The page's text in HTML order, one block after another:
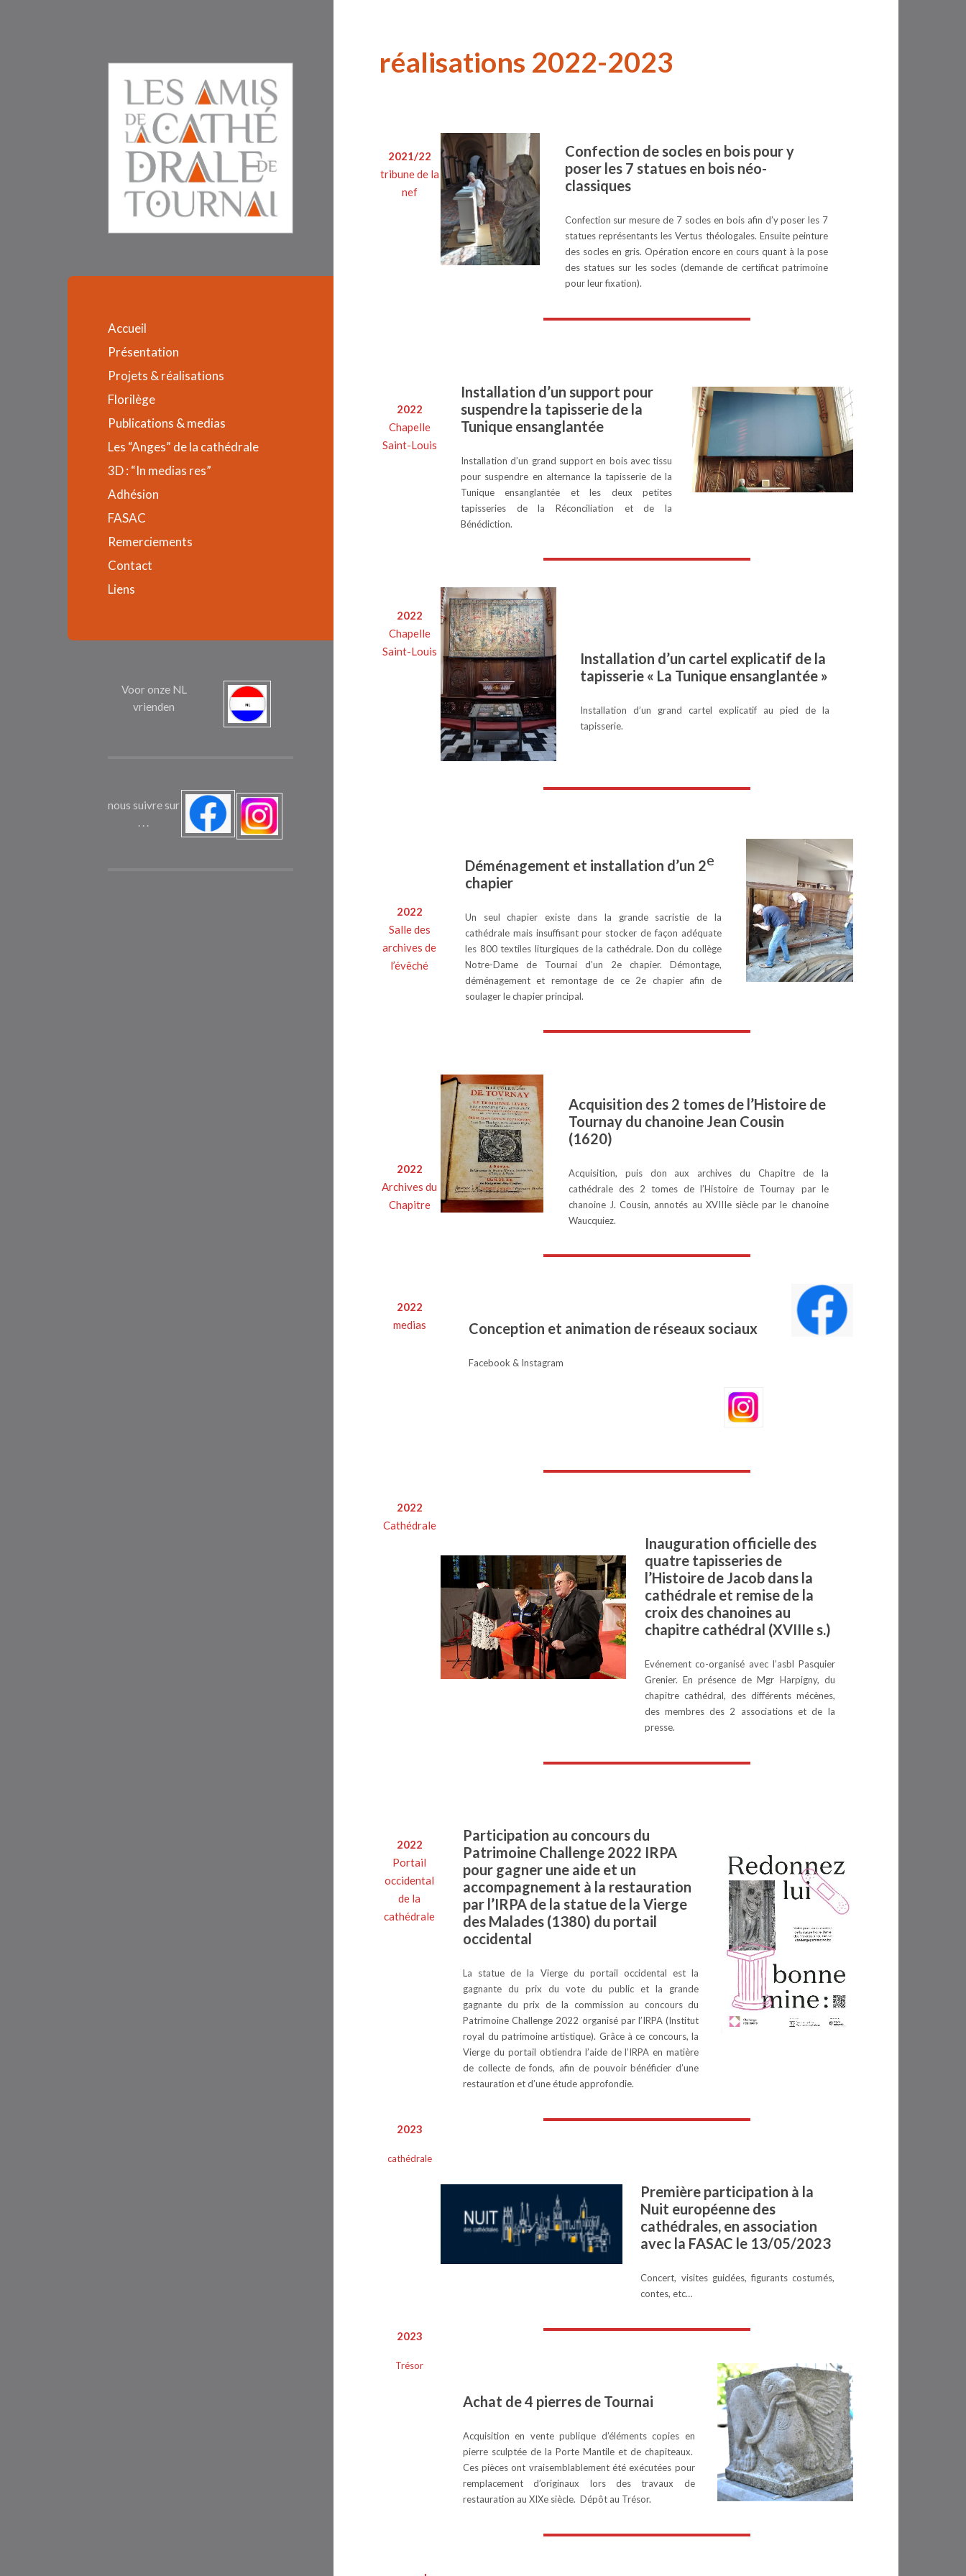
Accueil
Présentation
Projets & réalisations
Florilège
Publications & medias
Les “Anges” de la cathédrale
3D : “In medias res”
Adhésion
FASAC
Remerciements
Contact
Liens
Voor onze NL
vrienden
nous suivre sur
. . .
réalisations 2022-2023
2021/22
tribune de la
nef
2022
Chapelle
Saint-Louis
2022
Chapelle
Saint-Louis
2022
Salle des
archives de
l’évêché
2022
Archives du
Chapitre
2022
medias
2022
Cathédrale
2022
Portail
occidental
de la
cathédrale
2023
cathédrale
2023
Trésor
Confection de socles en bois pour y
poser les 7 statues en bois néo-
classiques
Confection sur mesure de 7 socles en bois afin d’y poser les 7
statues représentants les Vertus théologales. Ensuite peinture
des socles en gris. Opération encore en cours quant à la pose
des statues sur les socles (demande de certificat patrimoine
pour leur fixation).
Installation d’un support pour
suspendre la tapisserie de la
Tunique ensanglantée
Installation d’un grand support en bois avec tissu
pour suspendre en alternance la tapisserie de la
Tunique ensanglantée et les deux petites
tapisseries de la Réconciliation et de la
Bénédiction.
Installation d’un cartel explicatif de la
tapisserie « La Tunique ensanglantée »
Installation d’un grand cartel explicatif au pied de la
tapisserie.
Déménagement et installation d’un 2e
chapier
Un seul chapier existe dans la grande sacristie de la
cathédrale mais insuffisant pour stocker de façon adéquate
les 800 textiles liturgiques de la cathédrale. Don du collège
Notre-Dame de Tournai d’un 2e chapier. Démontage,
déménagement et remontage de ce 2e chapier afin de
soulager le chapier principal.
Acquisition des 2 tomes de l’Histoire de
Tournay du chanoine Jean Cousin
(1620)
Acquisition, puis don aux archives du Chapitre de la
cathédrale des 2 tomes de l’Histoire de Tournay par le
chanoine J. Cousin, annotés au XVIIIe siècle par le chanoine
Waucquiez.
Conception et animation de réseaux sociaux
Facebook & Instagram
Inauguration officielle des
quatre tapisseries de
l’Histoire de Jacob dans la
cathédrale et remise de la
croix des chanoines au
chapitre cathédral (XVIIIe s.)
Evénement co-organisé avec l’asbl Pasquier
Grenier. En présence de Mgr Harpigny, du
chapitre cathédral, des différents mécènes,
des membres des 2 associations et de la
presse.
Participation au concours du
Patrimoine Challenge 2022 IRPA
pour gagner une aide et un
accompagnement à la restauration
par l’IRPA de la statue de la Vierge
des Malades (1380) du portail
occidental
La statue de la Vierge du portail occidental est la
gagnante du prix du vote du public et la grande
gagnante du prix de la commission au concours du
Patrimoine Challenge 2022 organisé par l’IRPA (Institut
royal du patrimoine artistique). Grâce à ce concours, la
Vierge du portail obtiendra l’aide de l’IRPA en matière
de collecte de fonds, afin de pouvoir bénéficier d’une
restauration et d’une étude approfondie.
Première participation à la
Nuit européenne des
cathédrales, en association
avec la FASAC le 13/05/2023
Concert, visites guidées, figurants costumés,
contes, etc…
Achat de 4 pierres de Tournai
Acquisition en vente publique d’éléments copies en
pierre sculptée de la Porte Mantile et de chapiteaux.
Ces pièces ont vraisemblablement été exécutées pour
remplacement d’originaux lors des travaux de
restauration au XIXe siècle. Dépôt au Trésor.